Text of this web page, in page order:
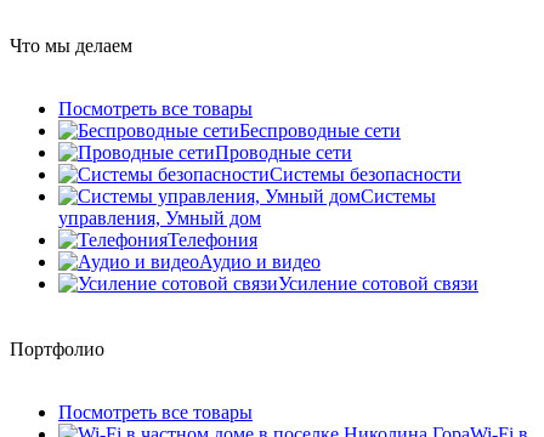
Что мы делаем
Посмотреть все товары
Беспроводные сети
Проводные сети
Системы безопасности
Системы
управления, Умный дом
Телефония
Аудио и видео
Усиление сотовой связи
Портфолио
Посмотреть все товары